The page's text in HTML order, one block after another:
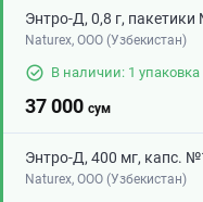
Энтро-Д, 0,8 г,
Naturex, OOO (Узбекистан)
В наличии: 1 упаковка
37 000 сум
Энтро-Д, 400 мг, капс.
Naturex, OOO (Узбекистан)